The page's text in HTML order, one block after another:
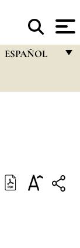
ESPAÑOL
DEUTSCH